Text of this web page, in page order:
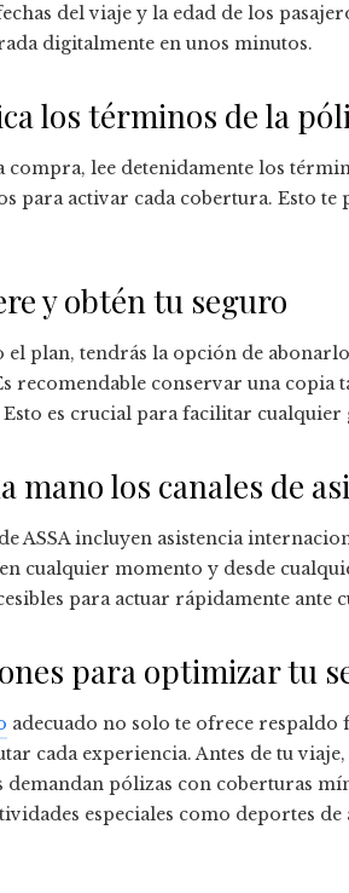
del viaje y la edad de los
digitalmente en unos minutos.
los términos de la
compra, lee detenidamente los
para activar cada cobertura. Esto
y obtén tu seguro
el plan, tendrás la opción de
recomendable conservar una copia
es crucial para facilitar cualquier
mano los canales de
ASSA incluyen asistencia
cualquier momento y desde
para actuar rápidamente ante
para optimizar tu
adecuado no solo te ofrece
cada experiencia. Antes de tu
demandan pólizas con coberturas
especiales como deportes